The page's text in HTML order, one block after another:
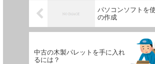
パソコンソフトを
の作成
中古の木製パレットを手に入れ
るには？